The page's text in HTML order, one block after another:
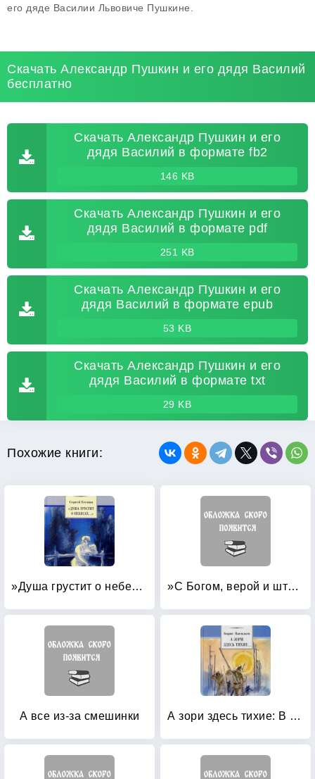
его дяде Василии Львовиче Пушкине.
Скачать Александр Пушкин и его дядя Василий
бесплатно
Скачать Александр Пушкин и его
дядя Василий в формате fb2
146 KB
Скачать Александр Пушкин и его
дядя Василий в формате pdf
251 KB
Скачать Александр Пушкин и его
дядя Василий в формате epub
53 KB
Скачать Александр Пушкин и его
дядя Василий в формате txt
29 KB
Похожие книги:
»Душа грустит о небесах: «: Стихотворения и поэмы »С Богом, верой и штыком!»
А все из-за смешинки А зори здесь тихие: В списках не значился